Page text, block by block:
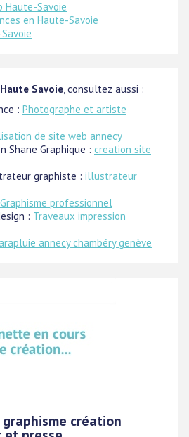
Haute-Savoie
en Haute-Savoie
Savoie , consultez aussi :
: Photographe et artiste
de site web annecy
Shane Graphique : creation site
graphiste : illustrateur
Graphisme professionnel
: Traveaux impression
annecy chambéry genève
création